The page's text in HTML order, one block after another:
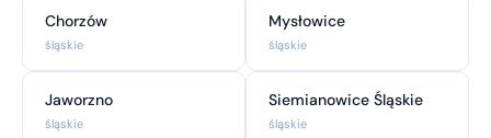
Chorzów
śląskie
Mysłowice
śląskie
Jaworzno
śląskie
Siemianowice Śląskie
śląskie